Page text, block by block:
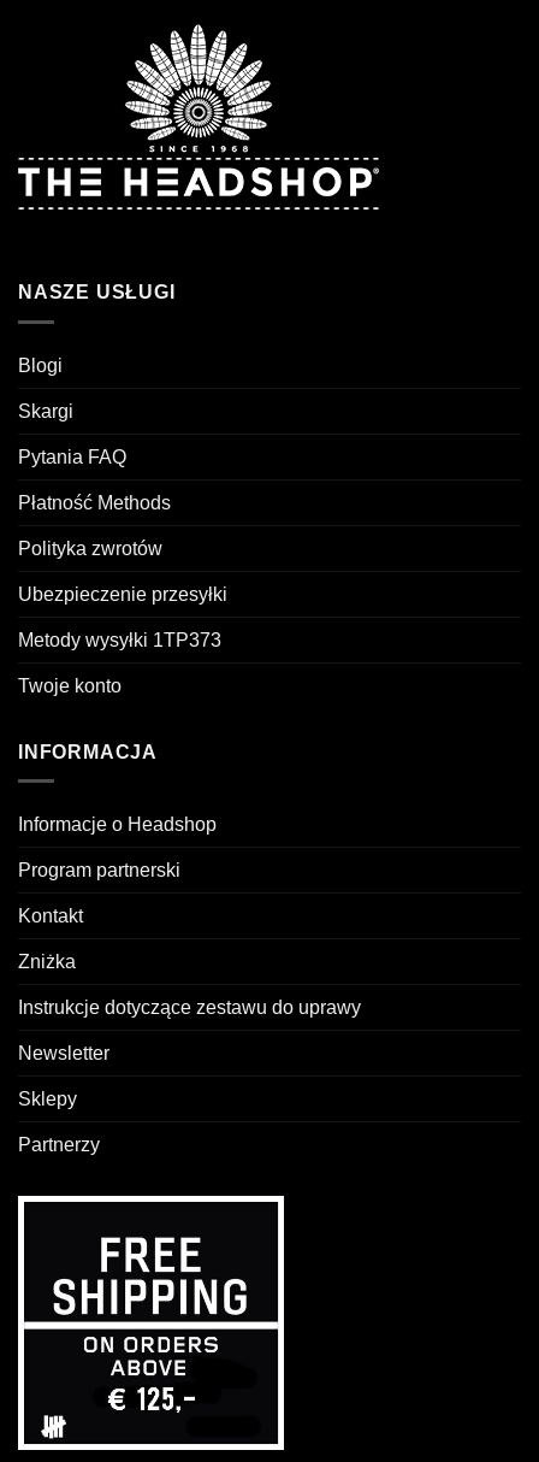
NASZE USŁUGI
Blogi
Skargi
Pytania FAQ
Płatność Methods
Polityka zwrotów
Ubezpieczenie przesyłki
Metody wysyłki 1TP373
Twoje konto
INFORMACJA
Informacje o Headshop
Program partnerski
Kontakt
Zniżka
Instrukcje dotyczące zestawu do uprawy
Newsletter
Sklepy
Partnerzy